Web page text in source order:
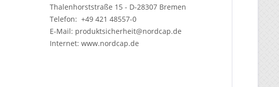
Thalenhorststraße 15 - D-28307 Bremen
Telefon: +49 421 48557-0
E-Mail: produktsicherheit@nordcap.de
Internet: www.nordcap.de